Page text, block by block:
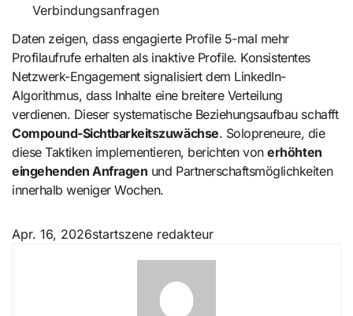
Verbindungsanfragen
Daten zeigen, dass engagierte Profile 5-mal mehr
Profilaufrufe erhalten als inaktive Profile. Konsistentes
Netzwerk-Engagement signalisiert dem LinkedIn-
Algorithmus, dass Inhalte eine breitere Verteilung
verdienen. Dieser systematische Beziehungsaufbau schafft
Compound-Sichtbarkeitszuwächse. Solopreneure, die
diese Taktiken implementieren, berichten vonerhöhten
eingehenden Anfragen und Partnerschaftsmöglichkeiten
innerhalb weniger Wochen.
Apr. 16, 2026startszene redakteur